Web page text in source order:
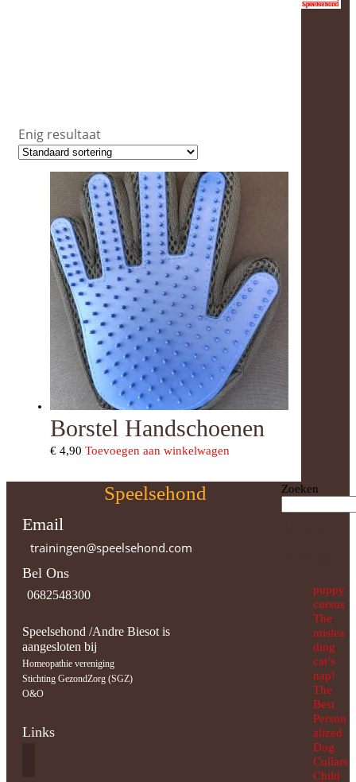
Enig resultaat
Borstel Handschoenen
€ 4,90 Toevoegen aan winkelwagen
Zoeken
puppy
cursus
The
mislea
ding
cat’s
nap!
The
Best
Person
alized
Dog
Collars
Child
Speelsehond
Email
trainingen@speelsehond.com
Bel Ons
0682548300
Speelsehond /Andre Biesot is
aangesloten bij
Homeopathie vereniging
Stichting GezondZorg (SGZ)
O&O
Links